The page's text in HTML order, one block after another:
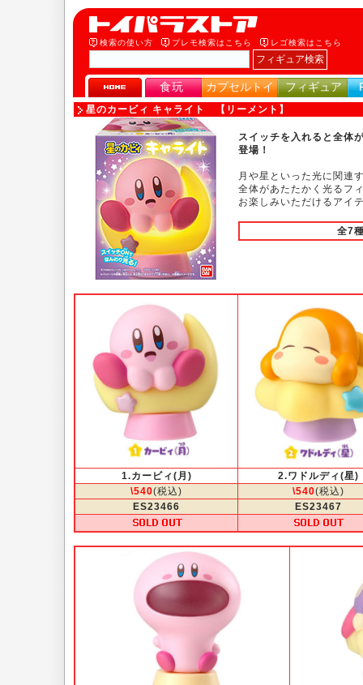
検索の使い方 プレモ検索はこちら レゴ検索はこちら
食玩 カプセルトイ フィギュア
星のカービィ キャライト 【リーメント】
スイッチを入れると全体
登場！
月や星といった光に関連
全体があたたかく光るフ
お楽しみいただけるアイ
全7
1.カービィ(月)
2.ワドルディ(星)
\540(税込) \540(税込)
ES23466
ES23467